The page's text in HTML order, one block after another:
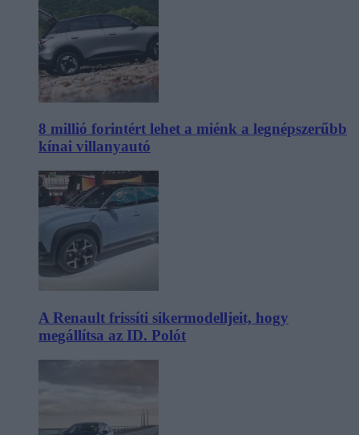
8 millió forintért lehet a miénk a legnépszerűbb
kínai villanyautó
A Renault frissíti sikermodelljeit, hogy
megállítsa az ID. Polót